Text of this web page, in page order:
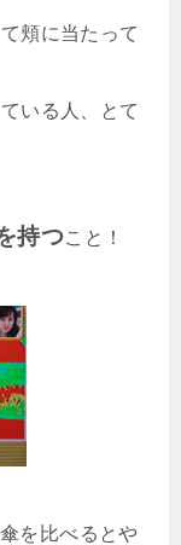
頬に当たって
いる人、とて
持つこと！
を比べるとや